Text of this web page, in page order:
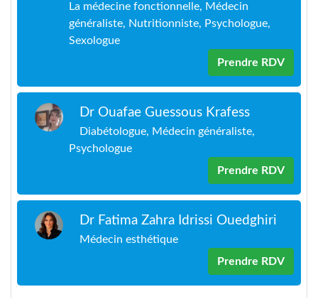
La médecine fonctionnelle, Médecin
généraliste, Nutritionniste, Psychologue,
Sexologue
Prendre RDV
Dr Ouafae Guessous Krafess
Diabétologue, Médecin généraliste,
Psychologue
Prendre RDV
Dr Fatima Zahra Idrissi Ouedghiri
Médecin esthétique
Prendre RDV